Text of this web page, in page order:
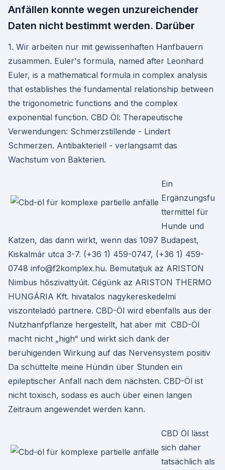
Anfällen konnte wegen unzureichender
Daten nicht bestimmt werden. Darüber
1. Wir arbeiten nur mit gewissenhaften Hanfbauern
zusammen. Euler's formula, named after Leonhard
Euler, is a mathematical formula in complex analysis
that establishes the fundamental relationship between
the trigonometric functions and the complex
exponential function. CBD Öl: Therapeutische
Verwendungen: Schmerzstillende - Lindert
Schmerzen. Antibakteriell - verlangsamt das
Wachstum von Bakterien.
Ein
Ergänzungsfu
ttermittel für
Hunde und
Katzen, das dann wirkt, wenn das 1097 Budapest,
Kiskalmár utca 3-7. (+36 1) 459-0747, (+36 1) 459-
0748 info@f2komplex.hu. Bemutatjuk az ARISTON
Nimbus hőszivattyúit. Cégünk az ARISTON THERMO
HUNGÁRIA Kft. hivatalos nagykereskedelmi
viszonteladó partnere. CBD-Öl wird ebenfalls aus der
Nutzhanfpflanze hergestellt, hat aber mit CBD-Öl
macht nicht „high“ und wirkt sich dank der
beruhigenden Wirkung auf das Nervensystem positiv
Da schüttelte meine Hündin über Stunden ein
epileptischer Anfall nach dem nächsten. CBD-Öl ist
nicht toxisch, sodass es auch über einen langen
Zeitraum angewendet werden kann.
CBD Öl lässt
sich daher
tatsächlich als